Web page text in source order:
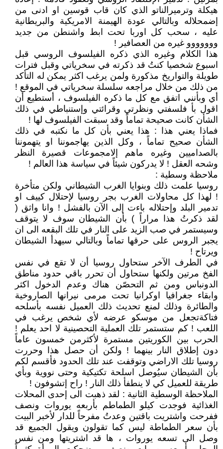
هيكلة وترميرالناتو الذي كان قاب قوسين او ادنى من
إضمحلاله وبالتالي عودة الهيمنة الامريكية والبريطانية
عليه ، سحب كل اوربا تحت ابط واشنطن من جديد
ووووووو غيره من العصافير !
هذا الكلام وغيره الذي ذكره الفيلسوف الروسي قبل
اسبوع شخصيا كنتُ قد ذكرته في سخرياتي وقبل فترات
طويلة والتواريخ مذكورة ولمن يرغب اكثر يمكن له التأكد
من ذلك من خلال مراجعه سلسلة سخرياتي في الموقع !
أي وبأنني اتفق مع كل ما ذكره الفيلسوف ، أستطيع أن
اقول بأ فلسفتي ونظرتي وقرائتي وإستنباطي في ذلك
الشأن كانت صحيحة تماماً وقد سبقت الفيلسوف لها !
فماذا يعني هذا : هذا يعني بأن كل ما نكتبه في ذلك
الشأن صحيح تماماً ، وكل الذين يهاجموننا او يتهموننا
بالصداميين وغيره ماهم إلامجموعات قصيرة النظر
وشحه العقل ! لا يدركون شيئاً في سياسة هذا العالم !
ملاحظة وسطية :
روسيا علمت ذلك وبنوايا الغرب الشيطاني ولكن متأخرة
! لهذا كل محاولات الغرب بجر روسيا لإحتلال كييف او
تدمير البلد وإحتلاله باءت إلى الآن بالفشل ! وانا واثق (
لقد ذكرتُ هذا مراراً ) بأن الشيطان سوف لا يتوقف
وسيستمر في صب الزيد على النار في تلك البقعه الى ان
يجبر الروس على حرقها تماماً وبالتالي سيهدأ الشيطان
ويرتاح !
في الطرف الآخر ستحاول روسيا أن لا تقع في نفس
الفخ مرتين ولكنها ستحاول أن تحرر باقي حدود مناطق
الدونباس ومن ثم التحصّن هناك وعدم الدخول اكثر
وابقاء جغرافيا اوكرانيا تحت مرمى نيرانها الصاروخية
والطائرة وذلك لمنع تحديث ذلك العميل نفسه بأسلحه
فتاكةتجعل من موسكو عرضه لأي شخص يرغب في
اللعب ! كم ستستمر تلك العملية التحصينية لا احد يعلم !
الحرب بين الكوريتين مستمرة لأكثرمن خمسون عاماً
دون إطلاق النار بينهما ! ولكن أن حصل هذا وحررت
روسيا تلك الاراضي وتوقفت عند تلك الحدود فأقسم لكم
بأن الشيطان سيُوصل اسلحة تكتيكية وحتى نووية وبأي
طريقة للعميل كي لا ينطفأ ذلك النار ! راح إتشوفون !
الملاحظة الوسطية الثانية : لقد ذهبت الى إحدى المحلات
الغذائية فوجدت كيلو الطماطم بأربعه يوروات ونصف
ففرحت واشتريت باقتين وعدتُ مفرحاً للدار لأخبر البيت
بأن سعر الطماطة ليس كما تقولون ويقول الجميع قد
وصل الى تسعه يوروات ، ها قد اشتريتها ومن نفس